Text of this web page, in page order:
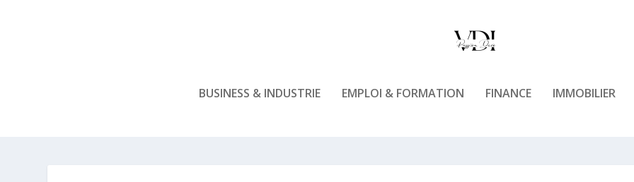
BUSINESS & INDUSTRIE EMPLOI & FORMATION FINANCE IMMOBILIER